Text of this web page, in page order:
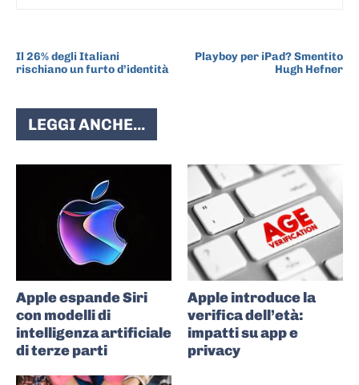
Il 26% degli Italiani
rischiano un furto d’identità
Playboy per iPad? Smentito
Hugh Hefner
LEGGI ANCHE...
Apple espande Siri
con modelli di
intelligenza artificiale
di terze parti
Apple introduce la
verifica dell’età:
impatti su app e
privacy